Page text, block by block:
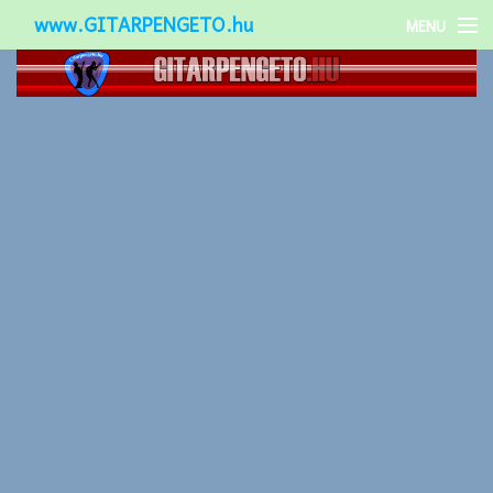
www.GITARPENGETO.hu MENU
Népszerű-